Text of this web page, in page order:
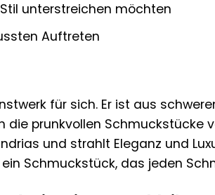
unterstreichen möchten
Auftreten
für sich. Er ist aus
prunkvollen Schmuckstücke
und strahlt Eleganz und
Schmuckstück, das jeden